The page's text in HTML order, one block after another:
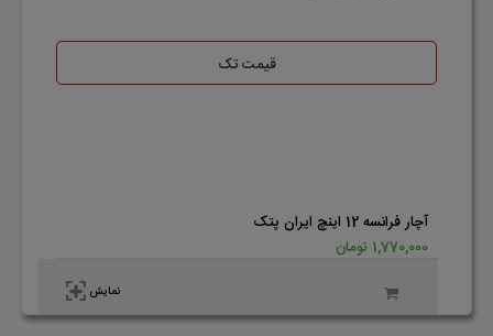
قیمت تک
آچار فرانسه 12 اینچ ایران پتک
1,770,000 تومان
نمایش